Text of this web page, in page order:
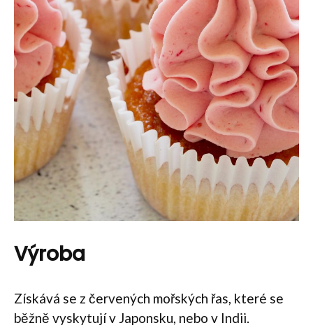
Výroba
Získává se z červených mořských řas, které se
běžně vyskytují v Japonsku, nebo v Indii.